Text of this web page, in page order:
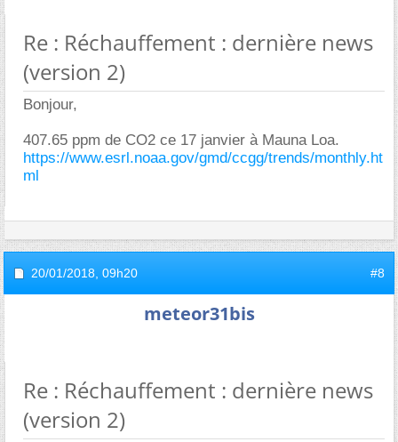
Re : Réchauffement : dernière news
(version 2)
Bonjour,
407.65 ppm de CO2 ce 17 janvier à Mauna Loa.
https://www.esrl.noaa.gov/gmd/ccgg/trends/monthly.ht
ml
20/01/2018, 09h20 #8
meteor31bis
Re : Réchauffement : dernière news
(version 2)